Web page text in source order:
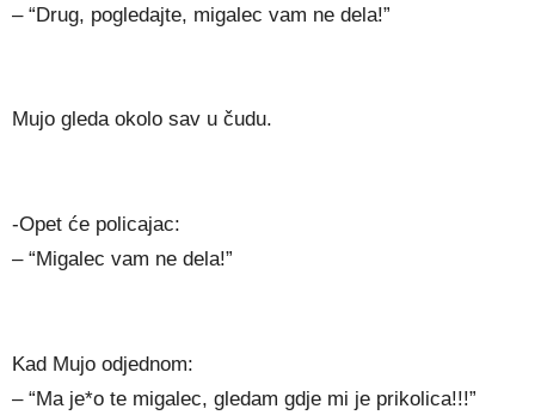
– “Drug, pogledajte, migalec vam ne dela!”
Mujo gleda okolo sav u čudu.
-Opet će policajac:
– “Migalec vam ne dela!”
Kad Mujo odjednom:
– “Ma je*o te migalec, gledam gdje mi je prikolica!!!”